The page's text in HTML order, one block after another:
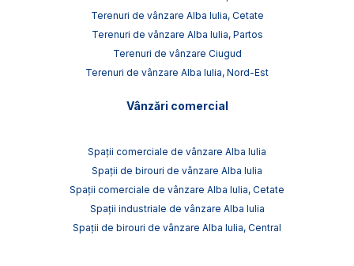
Terenuri de vânzare Alba Iulia, Cetate
Terenuri de vânzare Alba Iulia, Partos
Terenuri de vânzare Ciugud
Terenuri de vânzare Alba Iulia, Nord-Est
Vânzări comercial
Spații comerciale de vânzare Alba Iulia
Spații de birouri de vânzare Alba Iulia
Spații comerciale de vânzare Alba Iulia, Cetate
Spații industriale de vânzare Alba Iulia
Spații de birouri de vânzare Alba Iulia, Central